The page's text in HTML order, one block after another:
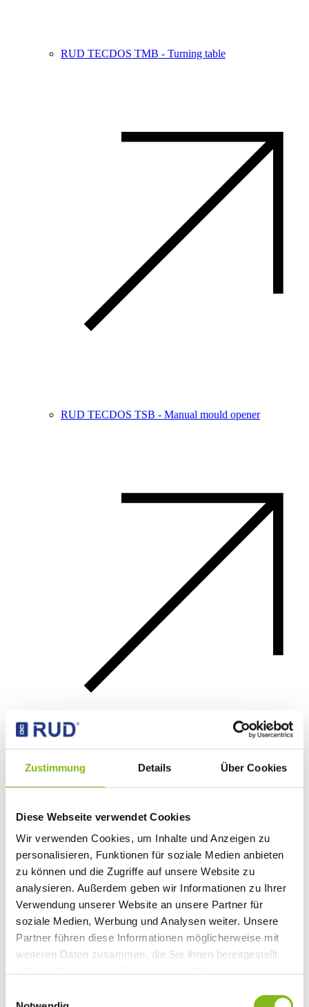
Zustimmung Details Über Cookies
Diese Webseite verwendet Cookies
Wir verwenden Cookies, um Inhalte und Anzeigen zu
personalisieren, Funktionen für soziale Medien anbieten
zu können und die Zugriffe auf unsere Website zu
analysieren. Außerdem geben wir Informationen zu Ihrer
Verwendung unserer Website an unsere Partner für
soziale Medien, Werbung und Analysen weiter. Unsere
Partner führen diese Informationen möglicherweise mit
weiteren Daten zusammen, die Sie ihnen bereitgestellt
RUD TECDOS TMB - Turning table
RUD TECDOS TSB - Manual mould opener
Lifting and moving